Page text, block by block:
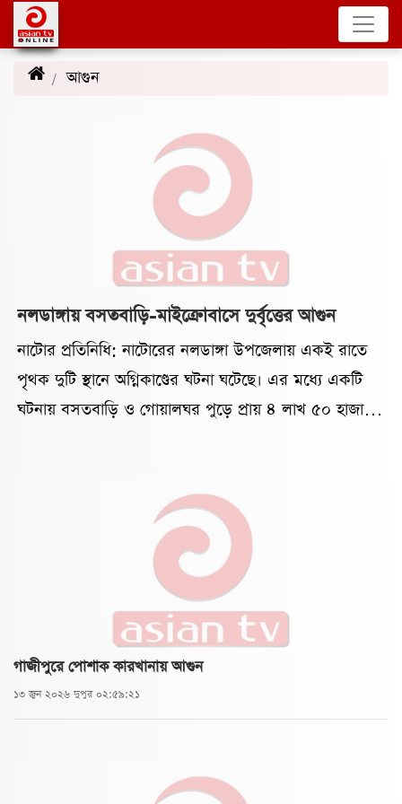
আগুন
নলডাঙ্গায় বসতবাড়ি-মাইক্রোবাসে দুর্বৃত্তের আগুন
নাটোর প্রতিনিধি: নাটোরের নলডাঙ্গা উপজেলায় একই রাতে
পৃথক দুটি স্থানে অগ্নিকাণ্ডের ঘটনা ঘটেছে। এর মধ্যে একটি
ঘটনায় বসতবাড়ি ও গোয়ালঘর পুড়ে প্রায় ৪ লাখ ৫০ হাজার
জুলাই বৃহস্পতিবার দিবাগত রাতে নলডাঙ্গা উপজেলার পিপরুল
ইউনিয়নের মধ্যপাড়া এলাকায় ও উপজেলার খাজুরা
ইউনিয়নের দুর্লভপুর গ্রামে এ ঘটনা ঘটে।এলাকাবাসী ও পুলিশ
সূত্রে জানা যায়, শুক্রবার রাত আনুমানিক ১টা ৪৭ মিনিটে
নলডাঙ্গা উপজেলার পিপরুল ইউনিয়নের মধ্যপাড়া এলাকায়
মো. আদম আলীর বসতবাড়ি ও গোয়ালঘরে আগুন লাগে।
আগুনে চারচালা টিনের ঘর ও গোয়ালঘর ক্ষতিগ্রস্ত হয়। এছাড়া
গোয়ালঘরে থাকা দুটি গরু ও দুটি ছাগল পুড়ে মারা যায়। এতে
ঘটনাস্থলে পৌঁছে আগুন নিয়ন্ত্রণে আনেন।ভয়াবহ অগ্নিকাণ্ডের
গাজীপুরে পোশাক কারখানায় আগুন
১৩ জুন ২০২৬ দুপুর ০২:৫৯:২১